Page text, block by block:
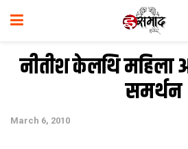
नीतीश केलथि महिला
समर्थन
March 6, 2010